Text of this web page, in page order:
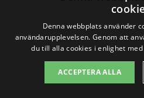
Sök efter en
Denna webbplats använder
användarupplevelsen. Genom att
du till alla cookies i enlighet
ACCEPTERA ALLA